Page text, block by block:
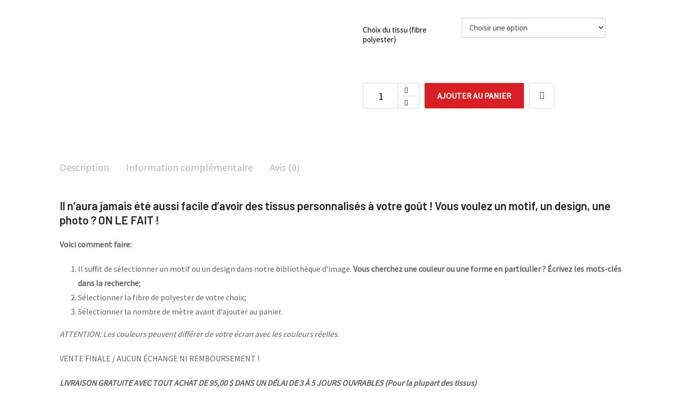
Choix du tissu (fibre
polyester)
AJOUTER AU PANIER
Description Information complémentaire Avis (0)
Il n’aura jamais été aussi facile d’avoir des tissus personnalisés à votre goût ! Vous voulez un motif, un design, une
photo ? ON LE FAIT !
Voici comment faire:
Il suffit de sélectionner un motif ou un design dans notre bibliothèque d’image. Vous cherchez une couleur ou une forme en particulier ? Écrivez les mots-clés
dans la recherche;
Sélectionner la fibre de polyester de votre choix;
Sélectionner la nombre de mètre avant d’ajouter au panier.
ATTENTION: Les couleurs peuvent différer de votre écran avec les couleurs réelles.
VENTE FINALE / AUCUN ÉCHANGE NI REMBOURSEMENT !
LIVRAISON GRATUITE AVEC TOUT ACHAT DE 95,00 $ DANS UN DÉLAI DE 3 À 5 JOURS OUVRABLES (Pour la plupart des tissus)